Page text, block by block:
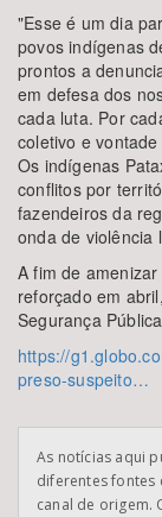
"Esse é um dia
povos indígenas
prontos a
em defesa dos
cada luta. Por
coletivo e
Os indígenas
conflitos por
fazendeiros da
onda de violência
A fim de
reforçado em
Segurança
https://
preso-suspeito…
As notícias aqui
diferentes fontes
canal de origem.